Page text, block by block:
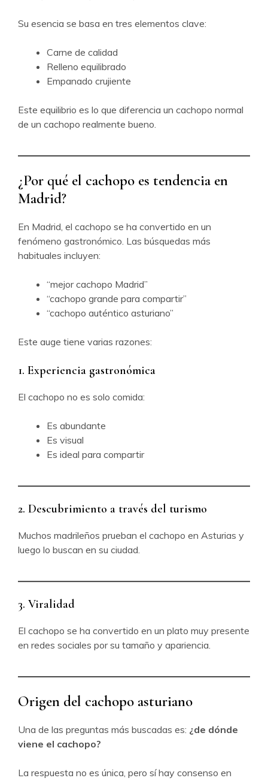
Su esencia se basa en tres elementos clave:
Carne de calidad
Relleno equilibrado
Empanado crujiente
Este equilibrio es lo que diferencia un cachopo normal
de un cachopo realmente bueno.
¿Por qué el cachopo es tendencia en
Madrid?
En Madrid, el cachopo se ha convertido en un
fenómeno gastronómico. Las búsquedas más
habituales incluyen:
“mejor cachopo Madrid”
“cachopo grande para compartir”
“cachopo auténtico asturiano”
Este auge tiene varias razones:
1. Experiencia gastronómica
El cachopo no es solo comida:
Es abundante
Es visual
Es ideal para compartir
2. Descubrimiento a través del turismo
Muchos madrileños prueban el cachopo en Asturias y
luego lo buscan en su ciudad.
3. Viralidad
El cachopo se ha convertido en un plato muy presente
en redes sociales por su tamaño y apariencia.
Origen del cachopo asturiano
Una de las preguntas más buscadas es: ¿de dónde
viene el cachopo?
La respuesta no es única, pero sí hay consenso en